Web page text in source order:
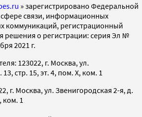
» зарегистрировано Федеральной
связи, информационных
коммуникаций, регистрационный
решения о регистрации: серия Эл №
2021 г.
123022, г. Москва, ул.
стр. 15, эт. 4, пом. X, ком. 1
г. Москва, ул. Звенигородская 2-я, д.
ком. 1